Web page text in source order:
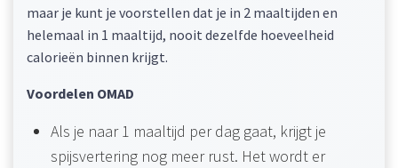
maar je kunt je voorstellen dat je in 2 maaltijden en
helemaal in 1 maaltijd, nooit dezelfde hoeveelheid
calorieën binnen krijgt.
Voordelen OMAD
Als je naar 1 maaltijd per dag gaat, krijgt je
spijsvertering nog meer rust. Het wordt er